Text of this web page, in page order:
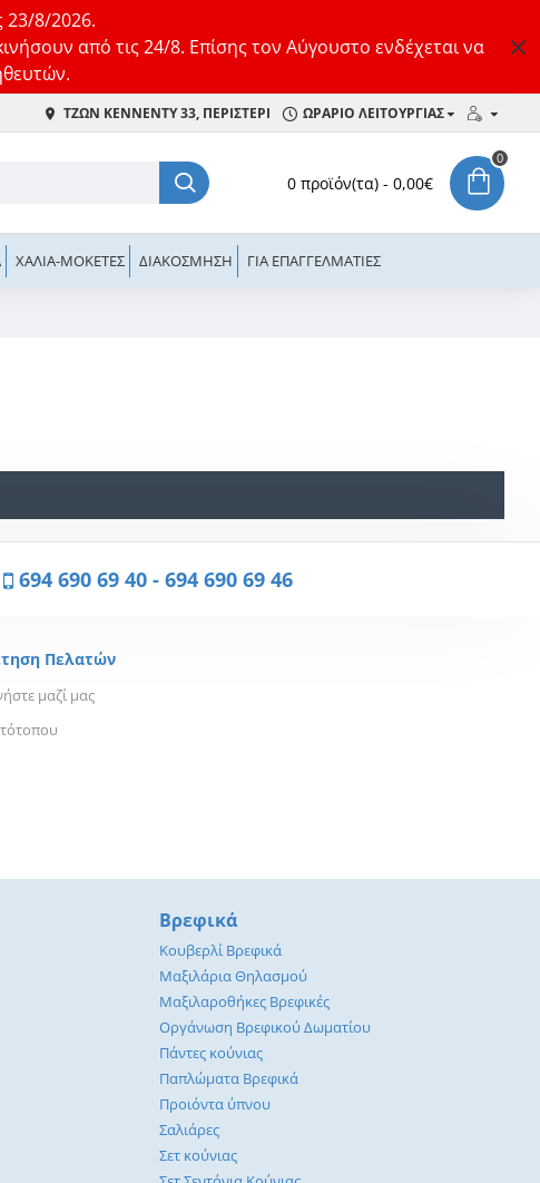
23/8/2026.
από τις 24/8. Επίσης τον Αύγουστο ενδέχεται να
ΤΖΩΝ ΚΈΝΝΕΝΤΥ 33, ΠΕΡΙΣΤΈΡΙ ΩΡΑΡΙΟ ΛΕΙΤΟΥΡΓΙΑΣ
0 προϊόν(τα) - 0,00€
0
ΧΑΛΙΆ-ΜΟΚΈΤΕΣ ΔΙΑΚΌΣΜΗΣΗ ΓΙΑ ΕΠΑΓΓΕΛΜΑΤΊΕΣ
694 690 69 40 - 694 690 69 46
Πελατών
μαζί μας
Βρεφικά
Κουβερλί Βρεφικά
Μαξιλάρια Θηλασμού
Μαξιλαροθήκες Βρεφικές
Οργάνωση Βρεφικού Δωματίου
Πάντες κούνιας
Παπλώματα Βρεφικά
Προιόντα ύπνου
Σαλιάρες
Σετ κούνιας